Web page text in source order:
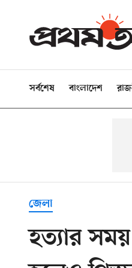
সর্বশেষ বাংলাদেশ
জেলা
হত্যার